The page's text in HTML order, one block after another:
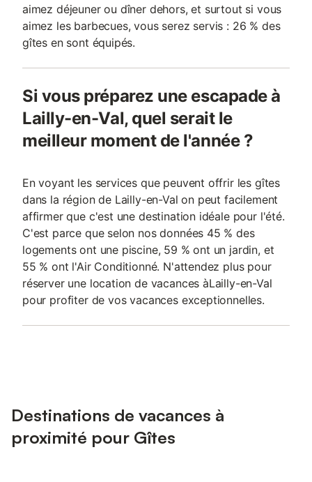
aimez déjeuner ou dîner dehors, et surtout si vous
aimez les barbecues, vous serez servis : 26 % des
gîtes en sont équipés.
Si vous préparez une escapade à
Lailly-en-Val, quel serait le
meilleur moment de l'année ?
En voyant les services que peuvent offrir les gîtes
dans la région de Lailly-en-Val on peut facilement
affirmer que c'est une destination idéale pour l'été.
C'est parce que selon nos données 45 % des
logements ont une piscine, 59 % ont un jardin, et
55 % ont l'Air Conditionné. N'attendez plus pour
réserver une location de vacances àLailly-en-Val
pour profiter de vos vacances exceptionnelles.
Destinations de vacances à
proximité pour Gîtes